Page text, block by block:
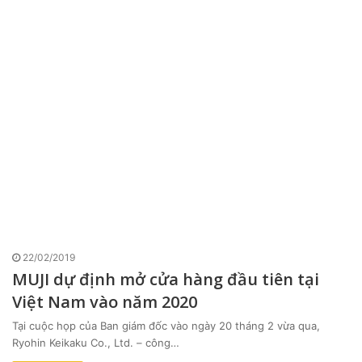
22/02/2019
MUJI dự định mở cửa hàng đầu tiên tại
Việt Nam vào năm 2020
Tại cuộc họp của Ban giám đốc vào ngày 20 tháng 2 vừa qua,
Ryohin Keikaku Co., Ltd. – công…